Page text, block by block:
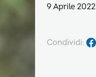
9 Aprile 2022
Condividi: